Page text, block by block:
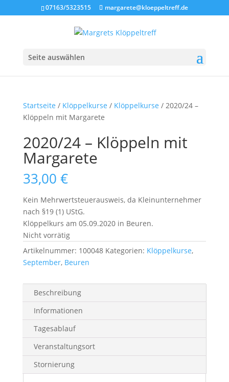
07163/5323515 margarete@kloeppeltreff.de
Seite auswählen
Startseite / Klöppelkurse / Klöppelkurse / 2020/24 –
Klöppeln mit Margarete
2020/24 – Klöppeln mit
Margarete
33,00 €
Kein Mehrwertsteuerausweis, da Kleinunternehmer
nach §19 (1) UStG.
Klöppelkurs am 05.09.2020 in Beuren.
Nicht vorrätig
Artikelnummer: 100048 Kategorien: Klöppelkurse,
September, Beuren
Beschreibung
Informationen
Tagesablauf
Veranstaltungsort
Stornierung